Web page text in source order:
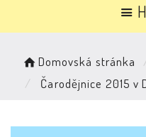
Domovská stránka
Čarodějnice 2015 v